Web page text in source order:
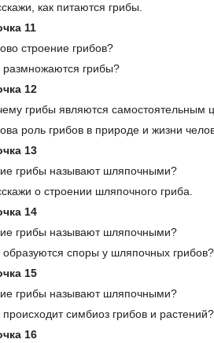
как питаются грибы.
11
строение грибов?
размножаются грибы?
12
грибы являются самостоятельным
роль грибов в природе и жизни
13
грибы называют шляпочными?
о строении шляпочного гриба.
14
грибы называют шляпочными?
образуются споры у шляпочных грибов?
15
грибы называют шляпочными?
происходит симбиоз грибов и растений?
16